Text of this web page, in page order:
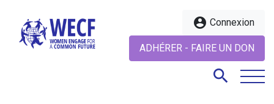
account_circle Connexion
ADHÉRER - FAIRE UN DON
search